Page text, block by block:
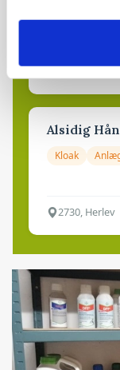
Alsidig
Kloak
2730, Herlev